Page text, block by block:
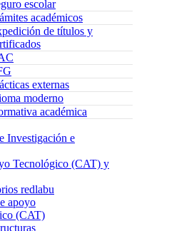
escolar
académicos
de títulos y
externas
moderno
académica
Investigación e
Tecnológico (CAT) y
redlabu
apoyo
(CAT)